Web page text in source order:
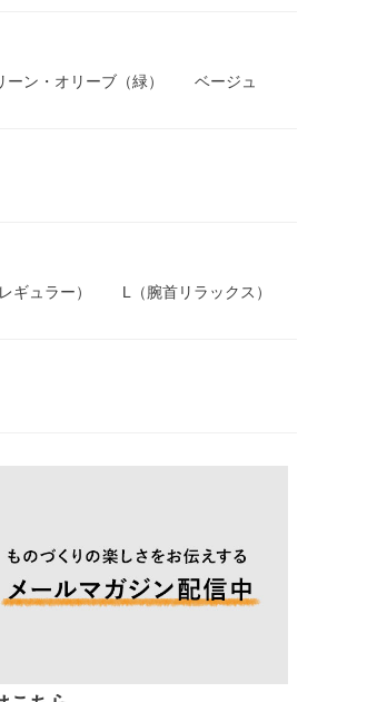
ーン・オリーブ（緑）
ベージュ
ギュラー）
L（腕首リラックス）